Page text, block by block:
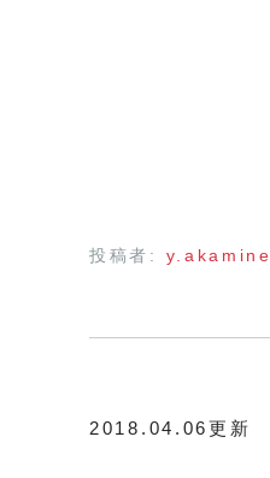
投稿者: y.akamine
2018.04.06更新